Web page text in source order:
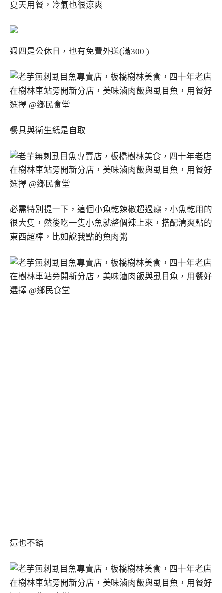
夏天用餐，冷氣也很涼爽
週四是公休日，也有免費外送(滿300 )
餐具與衛生紙是自取
必需特別提一下，這個小魚乾辣椒超過癮，小魚乾用的
很大隻，然後吃一隻小魚就整個辣上來，搭配清爽點的
東西超棒，比如說我點的魚肉粥
這也不錯